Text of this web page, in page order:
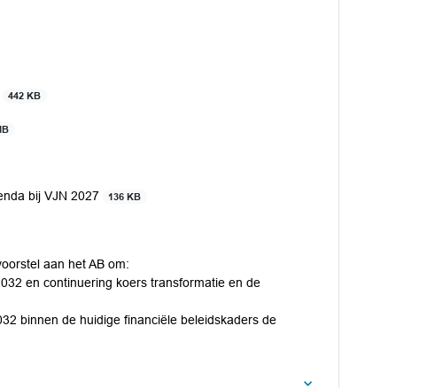
442 KB
bij VJN 2027 136 KB
aan het AB om:
en continuering koers transformatie en de
binnen de huidige financiële beleidskaders de